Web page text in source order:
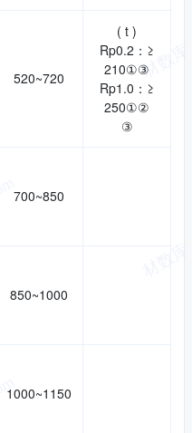
520~720
( t )
Rp0.2：≥
210①③
Rp1.0：≥
250①②
③
700~850
850~1000
1000~1150